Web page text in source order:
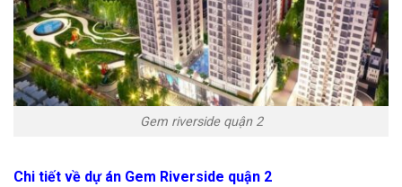
Gem riverside quận 2
Chi tiết về dự án Gem Riverside quận 2